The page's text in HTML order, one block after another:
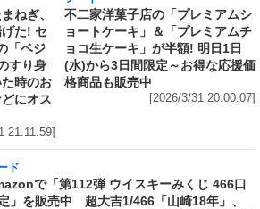
ねぎ、
た! セ
「ベジ
すり身
時のお
にオス
21:11:59]
不二家洋菓子店の「プレミアムシ
ョートケーキ」＆「プレミアムチ
ョコ生ケーキ」が半額! 明日1日
(水)から3日間限定～お得な応援価
格商品も販売中
[2026/3/31 20:00:07]
ド
で「第112弾 ウイスキーみくじ 466口
」を販売中 超大吉1/466「山崎18年」、